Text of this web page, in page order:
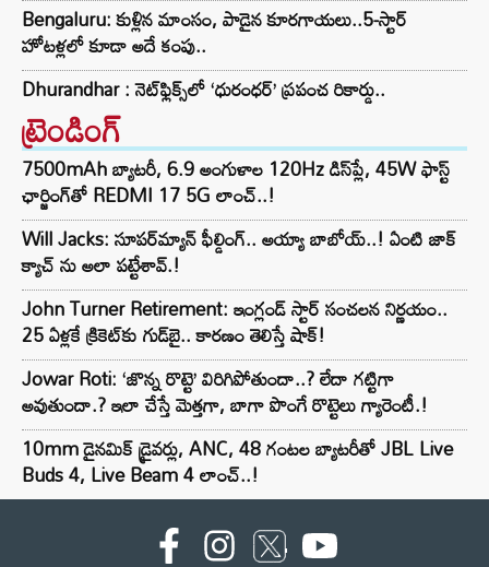
Bengaluru: కుళ్లిన మాంసం, పాడైన కూరగాయలు..5-స్టార్
హోటళ్లలో కూడా అదే కంపు..
Dhurandhar : నెట్‌ఫ్లిక్స్‌లో ‘ధురంధర్’ ప్రపంచ రికార్డు..
ట్రెండింగ్‌
7500mAh బ్యాటరీ, 6.9 అంగుళాల 120Hz డిస్‌ప్లే, 45W ఫాస్ట్
ఛార్జింగ్‌తో REDMI 17 5G లాంచ్..!
Will Jacks: సూపర్‌మ్యాన్ ఫీల్డింగ్.. అయ్యా బాబోయ్..! ఏంటి జాక్
క్యాచ్ ను అలా పట్టేశావ్.!
John Turner Retirement: ఇంగ్లండ్ స్టార్ సంచలన నిర్ణయం..
25 ఏళ్లకే క్రికెట్‌కు గుడ్‌బై.. కారణం తెలిస్తే షాక్!
Jowar Roti: ‘జొన్న రొట్టె’ విరిగిపోతుందా..? లేదా గట్టిగా
అవుతుందా.? ఇలా చేస్తే మెత్తగా, బాగా పొంగే రొట్టెలు గ్యారెంటీ.!
10mm డైనమిక్ డ్రైవర్లు, ANC, 48 గంటల బ్యాటరీతో JBL Live
Buds 4, Live Beam 4 లాంచ్..!